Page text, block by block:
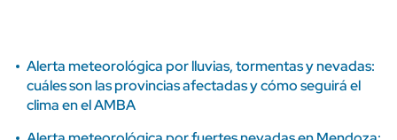
Alerta meteorológica por lluvias, tormentas y nevadas:
cuáles son las provincias afectadas y cómo seguirá el
clima en el AMBA